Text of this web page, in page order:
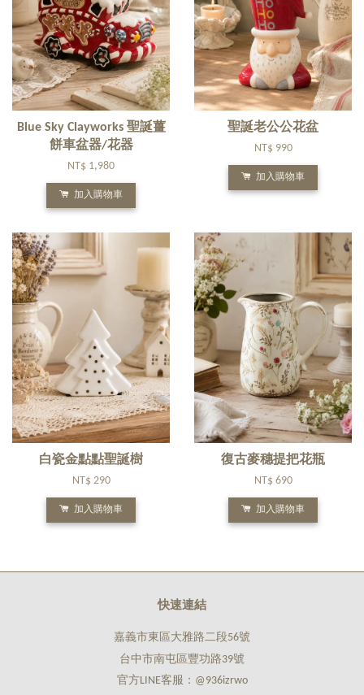
Blue Sky Clayworks 聖誕薑
餅車盆器/花器
NT$ 1,980
加入購物車
聖誕老公公花盆
NT$ 990
加入購物車
白瓷金點點聖誕樹
NT$ 290
加入購物車
復古麥穗提把花瓶
NT$ 690
加入購物車
快速連結
嘉義市東區大雅路二段56號
台中市南屯區豐功路39號
官方LINE客服：@936izrwo